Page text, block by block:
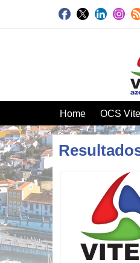
Home OCS